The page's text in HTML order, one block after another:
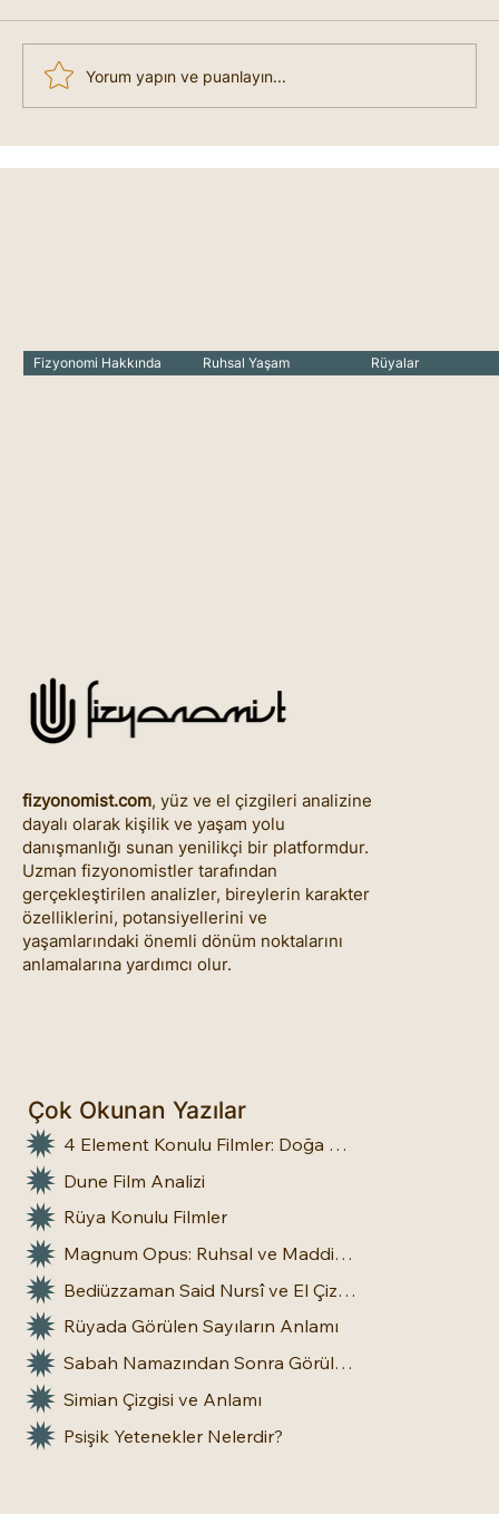
Fizyonomi Hakkında Ruhsal Yaşam Rüyalar
Yorum yapın ve puanlayın...
fizyonomist.com, yüz ve el çizgileri analizine
dayalı olarak kişilik ve yaşam yolu
danışmanlığı sunan yenilikçi bir platformdur.
Uzman fizyonomistler tarafından
gerçekleştirilen analizler, bireylerin karakter
özelliklerini, potansiyellerini ve
yaşamlarındaki önemli dönüm noktalarını
anlamalarına yardımcı olur.
Çok Okunan Yazılar
4 Element Konulu Filmler: Doğa Üstü Güçler
Dune Film Analizi
Rüya Konulu Filmler
Magnum Opus: Ruhsal ve Maddi Dönüşümün Büyük Eseri
Bediüzzaman Said Nursî ve El Çizgileri: İnsan Doğasına Dair Bir Bakış
Rüyada Görülen Sayıların Anlamı
Sabah Namazından Sonra Görülen Rüya Gerçek Olur mu?
Simian Çizgisi ve Anlamı
Psişik Yetenekler Nelerdir?